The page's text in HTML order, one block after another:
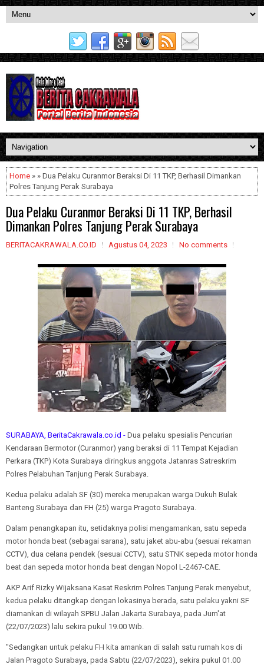
Home » » Dua Pelaku Curanmor Beraksi Di 11 TKP, Berhasil Dimankan
Polres Tanjung Perak Surabaya
Dua Pelaku Curanmor Beraksi Di 11 TKP, Berhasil
Dimankan Polres Tanjung Perak Surabaya
BERITACAKRAWALA.CO.ID Agustus 04, 2023 No comments
SURABAYA, BeritaCakrawala.co.id - Dua pelaku spesialis Pencurian
Kendaraan Bermotor (Curanmor) yang beraksi di 11 Tempat Kejadian
Perkara (TKP) Kota Surabaya diringkus anggota Jatanras Satreskrim
Polres Pelabuhan Tanjung Perak Surabaya.
Kedua pelaku adalah SF (30) mereka merupakan warga Dukuh Bulak
Banteng Surabaya dan FH (25) warga Pragoto Surabaya.
Dalam penangkapan itu, setidaknya polisi mengamankan, satu sepeda
motor honda beat (sebagai sarana), satu jaket abu-abu (sesuai rekaman
CCTV), dua celana pendek (sesuai CCTV), satu STNK sepeda motor honda
beat dan sepeda motor honda beat dengan Nopol L-2467-CAE.
AKP Arif Rizky Wijaksana Kasat Reskrim Polres Tanjung Perak menyebut,
kedua pelaku ditangkap dengan lokasinya berada, satu pelaku yakni SF
diamankan di wilayah SPBU Jalan Jakarta Surabaya, pada Jum'at
(22/07/2023) lalu sekira pukul 19.00 Wib.
"Sedangkan untuk pelaku FH kita amankan di salah satu rumah kos di
Jalan Pragoto Surabaya, pada Sabtu (22/07/2023), sekira pukul 01.00